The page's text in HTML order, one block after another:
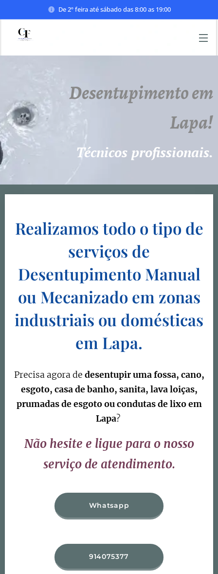
De 2º feira até sábado das 8:00 as 19:00
Desentupimento em
Lapa!
Técnicos profissionais.
Realizamos todo o tipo de
serviços de
Desentupimento Manual
ou Mecanizado em zonas
industriais ou domésticas
em Lapa.
Precisa agora de desentupir uma fossa, cano,
esgoto, casa de banho, sanita, lava loiças,
prumadas de esgoto ou condutas de lixo em
Lapa?
Não hesite e ligue para o nosso
serviço de atendimento.
Whatsapp
914075377